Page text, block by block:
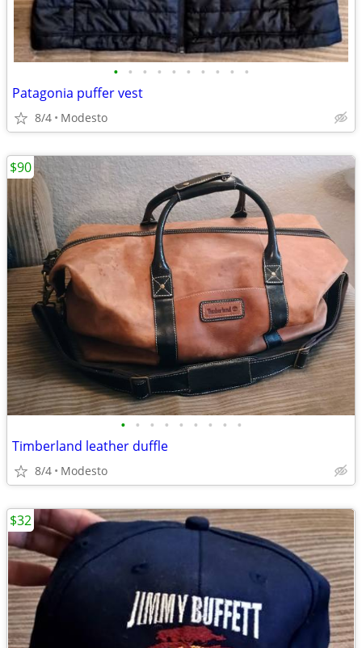
• • • • • • • • • •
Patagonia puffer vest
8/4 Modesto
• • • • • • • • •
Timberland leather duffle
8/4 Modesto
$90
$32